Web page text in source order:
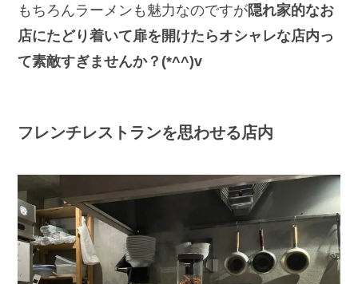
もちろんラーメンも魅力なのですが隠れ家的なお
店にたどり着いて扉を開けたらオシャレな店内っ
て素敵すぎませんか？(*^^)v
フレンチレストランを思わせる店内